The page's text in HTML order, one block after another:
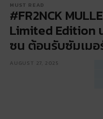
MUST READ
#FR2NCK
Limited Edition
ซน ต้อนรับซัมเมอ
AUGUST 27, 2025